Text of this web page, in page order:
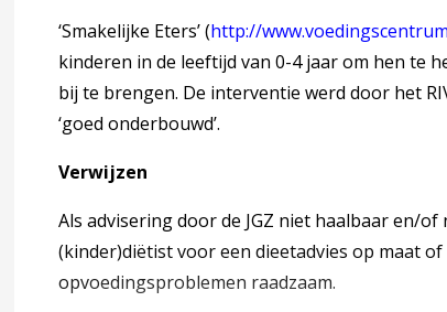
over 5 Totstandkoming
over 6 Verantwoording
‘Smakelijke Eters’ (​http://
kinderen in de leeftijd van 0-4 jaar om hen te
bij te brengen. De interventie werd door het
‘goed onderbouwd’.
Verwijzen
Als advisering door de JGZ niet haalbaar en/
(kinder)diëtist voor een dieetadvies op maat
opvoedingsproblemen raadzaam.